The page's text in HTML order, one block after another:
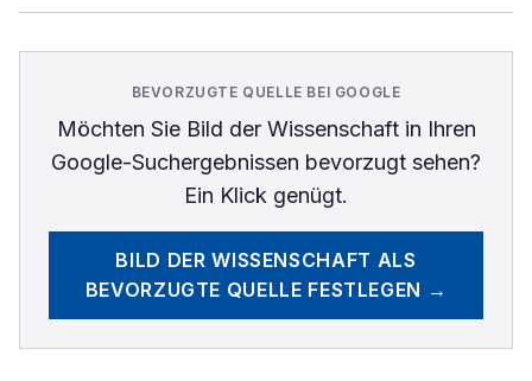
BEVORZUGTE QUELLE BEI GOOGLE
Möchten Sie Bild der Wissenschaftin Ihren
Google-Suchergebnissen bevorzugt sehen?
Ein Klick genügt.
BILD DER WISSENSCHAFT ALS
BEVORZUGTE QUELLE FESTLEGEN →